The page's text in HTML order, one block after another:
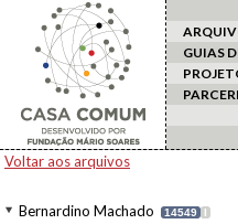
GUIAS
Voltar aos arquivos
Bernardino Machado 14549 I